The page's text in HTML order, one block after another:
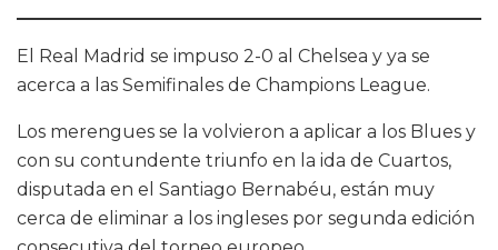
El Real Madrid se impuso 2-0 al Chelsea y ya se
acerca a las Semifinales de Champions League.
Los merengues se la volvieron a aplicar a los Blues y
con su contundente triunfo en la ida de Cuartos,
disputada en el Santiago Bernabéu, están muy
cerca de eliminar a los ingleses por segunda edición